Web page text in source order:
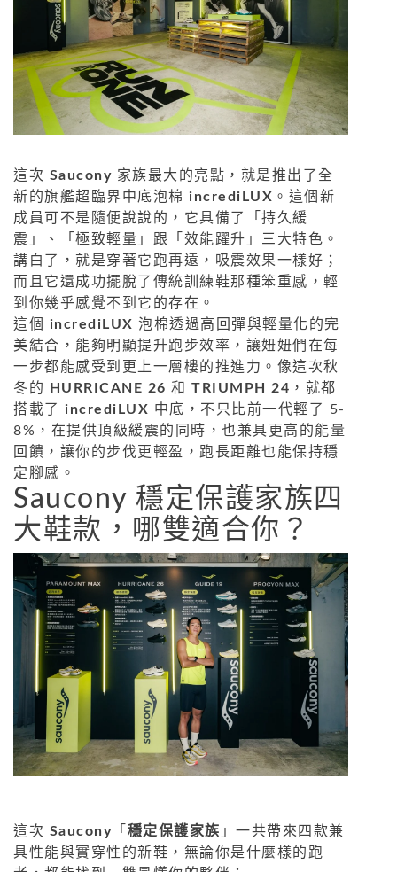
這次 Saucony 家族最大的亮點，就是推出了全
新的旗艦超臨界中底泡棉 incrediLUX 。這個新
成員可不是隨便說說的，它具備了「持久緩
震」、「極致輕量」跟「效能躍升」三大特色。
講白了，就是穿著它跑再遠，吸震效果一樣好；
而且它還成功擺脫了傳統訓練鞋那種笨重感，輕
到你幾乎感覺不到它的存在。
這個 incrediLUX 泡棉透過高回彈與輕量化的完
美結合，能夠明顯提升跑步效率，讓妞妞們在每
一步都能感受到更上一層樓的推進力。像這次秋
冬的
HURRICANE 26 和 TRIUMPH 24 ，就都
搭載了 incrediLUX 中底，不只比前一代輕了 5-
8%，在提供頂級緩震的同時，也兼具更高的能量
回饋，讓你的步伐更輕盈，跑長距離也能保持穩
定腳感。
Saucony 穩定保護家族四
大鞋款，哪雙適合你？
這次 Saucony 「 穩定保護家族 」一共帶來四款兼
具性能與實穿性的新鞋，無論你是什麼樣的跑